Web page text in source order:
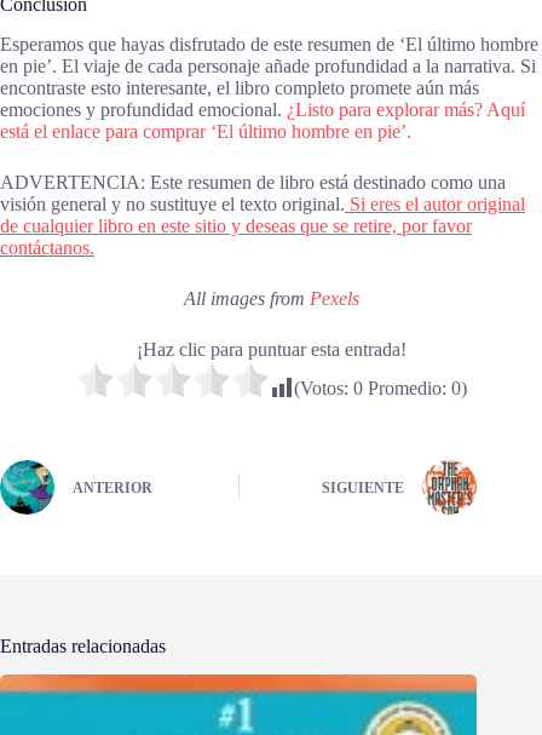
Esperamos que hayas disfrutado de este resumen de ‘El último hombre
en pie’. El viaje de cada personaje añade profundidad a la narrativa. Si
encontraste esto interesante, el libro completo promete aún más
emociones y profundidad emocional. ¿Listo para explorar más? Aquí
está el enlace para comprar ‘El último hombre en pie’.
ADVERTENCIA: Este resumen de libro está destinado como una
visión general y no sustituye el texto original. Si eres el autor original
de cualquier libro en este sitio y deseas que se retire, por favor
contáctanos.
All images from Pexels
¡Haz clic para puntuar esta entrada!
(Votos: 0Promedio: 0)
ANTERIOR SIGUIENTE
Entradas relacionadas